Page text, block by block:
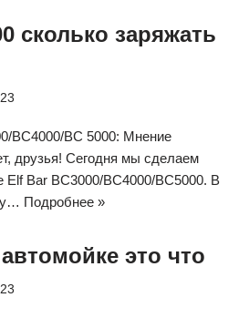
сколько заряжать
BC4000/BC 5000: Мнение
друзья! Сегодня мы сделаем
Elf Bar BC3000/BC4000/BC5000. В
Подробнее »
это что